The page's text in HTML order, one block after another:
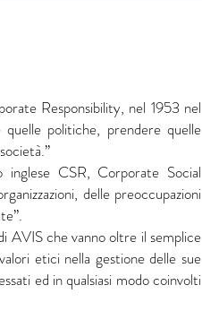
Responsibility, nel 1953 nel
politiche, prendere quelle
inglese CSR, Corporate Social
delle preoccupazioni
AVIS che vanno oltre il semplice
etici nella gestione delle sue
ed in qualsiasi modo coinvolti